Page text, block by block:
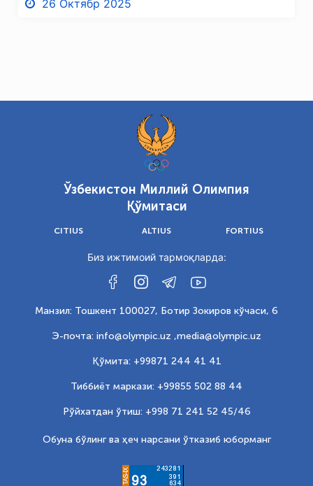
26 Октябр 2025
Ўзбекистон Миллий Олимпия
Қўмитаси
CITIUS ALTIUS FORTIUS
Биз ижтимоий тармоқларда:
Манзил: Тошкент 100027, Ботир Зокиров кўчаси, 6
Э-почта: info@olympic.uz ,media@olympic.uz
Қўмита: +99871 244 41 41
Тиббиёт маркази: +99855 502 88 44
Рўйхатдан ўтиш: +998 71 241 52 45/46
Обуна бўлинг ва ҳеч нарсани ўтказиб юборманг